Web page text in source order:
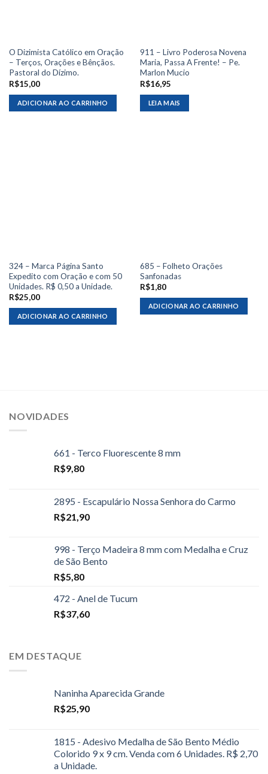
O Dizimista Católico em Oração
– Terços, Orações e Bênçãos.
Pastoral do Dízimo.
R$15,00
ADICIONAR AO CARRINHO
911 – Livro Poderosa Novena
Maria, Passa A Frente! – Pe.
Marlon Mucio
R$16,95
LEIA MAIS
324 – Marca Página Santo
Expedito com Oração e com 50
Unidades. R$ 0,50 a Unidade.
R$25,00
ADICIONAR AO CARRINHO
685 – Folheto Orações
Sanfonadas
R$1,80
ADICIONAR AO CARRINHO
NOVIDADES
661 - Terco Fluorescente 8 mm
R$9,80
2895 - Escapulário Nossa Senhora do Carmo
R$21,90
998 - Terço Madeira 8 mm com Medalha e Cruz
de São Bento
R$5,80
472 - Anel de Tucum
R$37,60
EM DESTAQUE
Naninha Aparecida Grande
R$25,90
1815 - Adesivo Medalha de São Bento Médio
Colorido 9 x 9 cm. Venda com 6 Unidades. R$ 2,70
a Unidade.